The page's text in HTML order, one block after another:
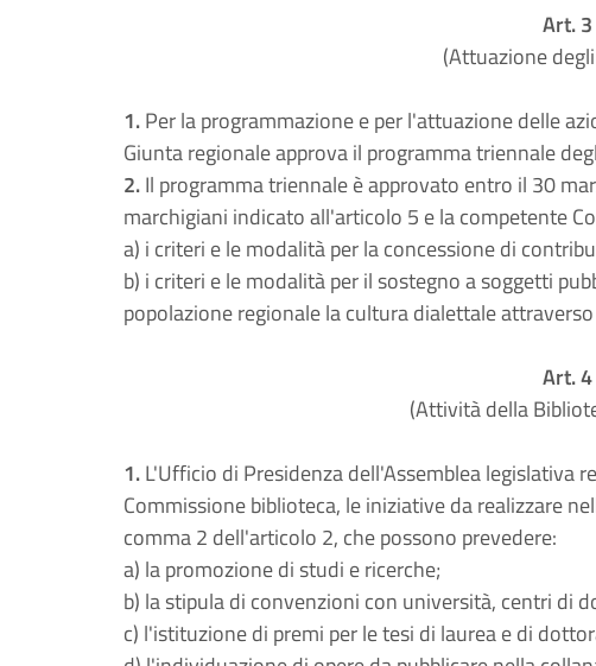
Art. 3
(Attuazione
1.Per la programmazione e per l'attuazione delle
Giunta regionale approva il programma triennale
2.Il programma triennale è approvato entro il 30
marchigiani indicato all'articolo 5 e la competente
a) i criteri e le modalità per la concessione di
b) i criteri e le modalità per il sostegno a soggetti
popolazione regionale la cultura dialettale
Art. 4
(Attività della
1.L'Ufficio di Presidenza dell'Assemblea legislativa
Commissione biblioteca, le iniziative da realizzare
comma 2 dell'articolo 2, che possono prevedere:
a) la promozione di studi e ricerche;
b) la stipula di convenzioni con università, centri di
c) l'istituzione di premi per le tesi di laurea e di